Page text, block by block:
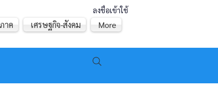
ลงชื่อเข้าใช้
าค เศรษฐกิจ-สังคม More